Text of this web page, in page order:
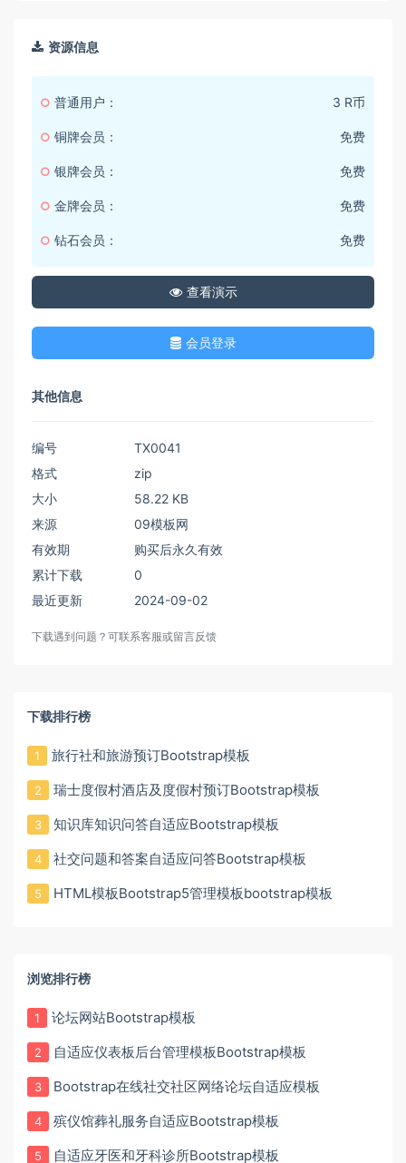
资源信息
普通用户： 3 R币
铜牌会员： 免费
银牌会员： 免费
金牌会员： 免费
钻石会员： 免费
查看演示
会员登录
其他信息
编号
TX0041
格式
zip
大小
58.22 KB
来源
09模板网
有效期
购买后永久有效
累计下载
0
最近更新
2024-09-02
下载遇到问题？可联系客服或留言反馈
下载排行榜
1 旅行社和旅游预订Bootstrap模板
2 瑞士度假村酒店及度假村预订Bootstrap模板
3 知识库知识问答自适应Bootstrap模板
4 社交问题和答案自适应问答Bootstrap模板
5 HTML模板Bootstrap5管理模板bootstrap模板
浏览排行榜
1 论坛网站Bootstrap模板
2 自适应仪表板后台管理模板Bootstrap模板
3 Bootstrap在线社交社区网络论坛自适应模板
4 殡仪馆葬礼服务自适应Bootstrap模板
5 自适应牙医和牙科诊所Bootstrap模板